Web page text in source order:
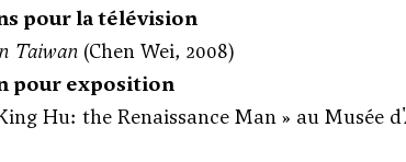
pour la télévision
Taiwan (Chen Wei, 2008)
pour exposition
Hu: the Renaissance Man » au Musée